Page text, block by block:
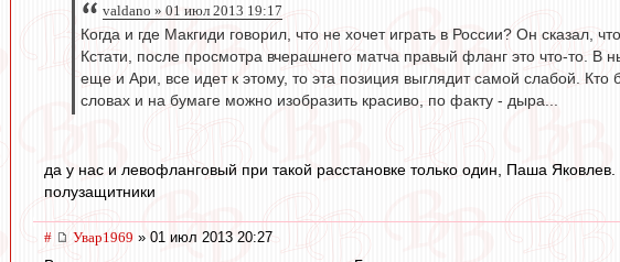
valdano » 01 июл 2013 19:17
Когда и где Макгиди говорил, что не хочет играть в России? Он сказал,
Кстати, после просмотра вчерашнего матча правый фланг это что-то. В
еще и Ари, все идет к этому, то эта позиция выглядит самой слабой.
словах и на бумаге можно изобразить красиво, по факту - дыра...
да у нас и левофланговый при такой расстановке только один, Паша
полузащитники
# Увар1969 » 01 июл 2013 20:27